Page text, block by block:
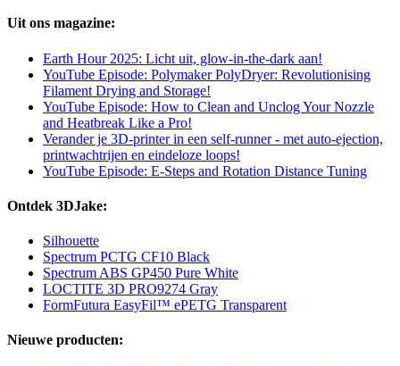
Uit ons magazine:
Earth Hour 2025: Licht uit, glow-in-the-dark aan!
YouTube Episode: Polymaker PolyDryer: Revolutionising
Filament Drying and Storage!
YouTube Episode: How to Clean and Unclog Your Nozzle
and Heatbreak Like a Pro!
Verander je 3D-printer in een self-runner - met auto-ejection,
printwachtrijen en eindeloze loops!
YouTube Episode: E-Steps and Rotation Distance Tuning
Ontdek 3DJake:
Silhouette
Spectrum PCTG CF10 Black
Spectrum ABS GP450 Pure White
LOCTITE 3D PRO9274 Gray
FormFutura EasyFil™ ePETG Transparent
Nieuwe producten: